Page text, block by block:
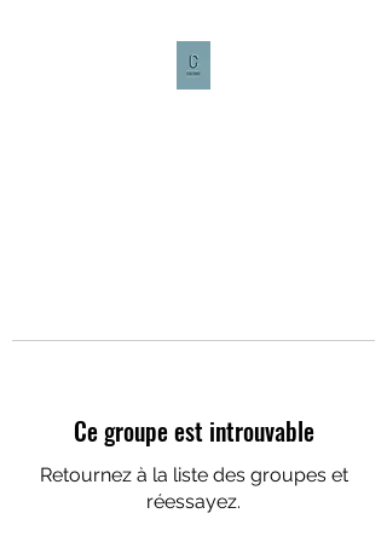
Ce groupe est introuvable
Retournez à la liste des groupes et
réessayez.